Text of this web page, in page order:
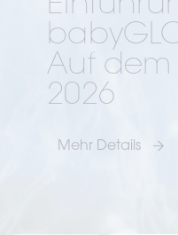
Auf dem
2026
Mehr Details